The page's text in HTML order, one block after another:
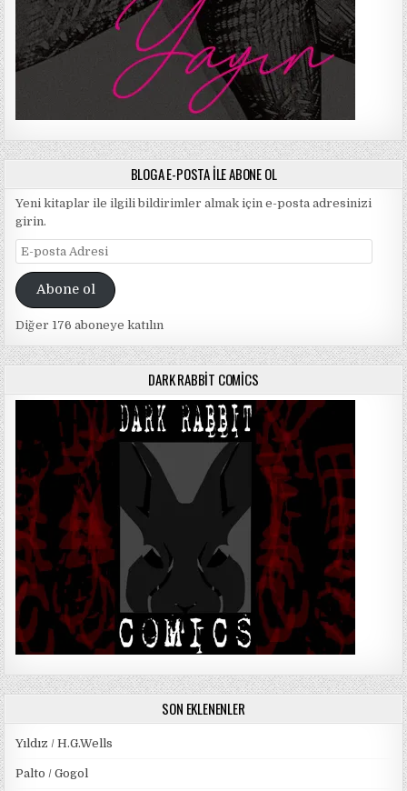
BLOGA E-POSTA ILE ABONE OL
Yeni kitaplar ile ilgili bildirimler almak için e-posta adresinizi
girin.
E-
posta
AdresiAbone ol
Diğer 176 aboneye katılın
DARK RABBIT COMICS
SON EKLENENLER
Yıldız / H.G.Wells
Palto / Gogol